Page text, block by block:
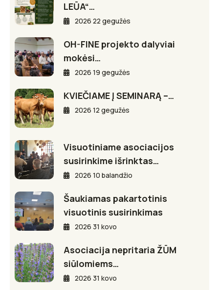
LEŪA“…
2026 22 gegužės
OH-FINE projekto dalyviai
mokėsi…
2026 19 gegužės
KVIEČIAME Į SEMINARĄ –…
2026 12 gegužės
Visuotiniame asociacijos
susirinkime išrinktas…
2026 10 balandžio
Šaukiamas pakartotinis
visuotinis susirinkimas
2026 31 kovo
Asociacija nepritaria ŽŪM
siūlomiems…
2026 31 kovo